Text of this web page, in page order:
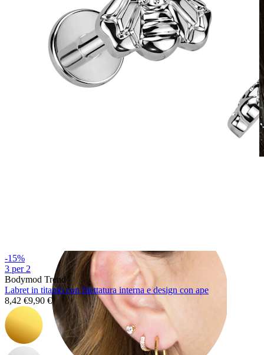
-15%
3 per 2
Bodymod Trend
Labret in titanio con filettatura interna e design con ape
8,42 €9,90 €